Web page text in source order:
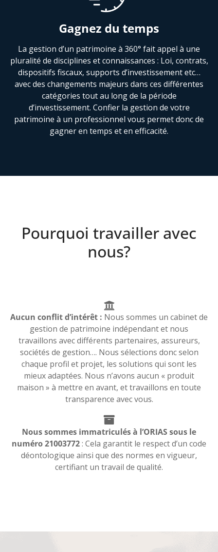
Gagnez du temps
La gestion d’un patrimoine à 360° fait appel à une
pluralité de disciplines et connaissances : Loi, contrats,
dispositifs fiscaux, supports d’investissement etc…
avec des changements majeurs dans ces différentes
catégories tout au long de la période
d’investissement. Confier la gestion de votre
patrimoine à un professionnel vous permet donc de
gagner en temps et en efficacité.
Pourquoi travailler avec
nous?
Aucun conflit d’intérêt : Nous sommes un cabinet de
gestion de patrimoine indépendant et nous
travaillons avec différents partenaires, assureurs,
sociétés de gestion…. Nous sélections donc selon
chaque profil et projet, les solutions qui sont les
mieux adaptées. Nous n’avons aucun « produit
maison » à mettre en avant, et travaillons en toute
transparence avec vous.
Nous sommes immatriculés à l’ORIAS sous le
numéro 21003772: Cela garantit le respect d’un code
déontologique ainsi que des normes en vigueur,
certifiant un travail de qualité.